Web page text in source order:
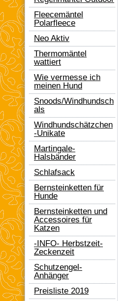
Fleecemäntel
Polarfleece
Neo Aktiv
Thermomäntel
wattiert
Wie vermesse ich
meinen Hund
Snoods/Windhundsch
als
Windhundschätzchen
-Unikate
Martingale-
Halsbänder
Schlafsack
Bernsteinketten für
Hunde
Bernsteinketten und
Accessoires für
Katzen
-INFO- Herbstzeit-
Zeckenzeit
Schutzengel-
Anhänger
Preisliste 2019